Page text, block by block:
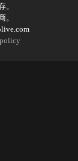
。
。